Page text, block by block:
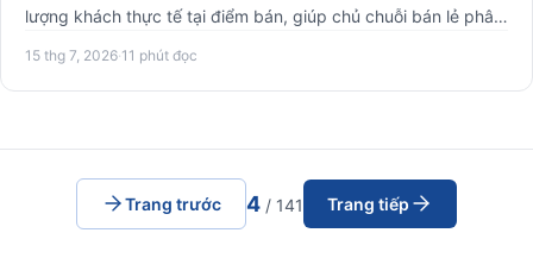
lượng khách thực tế tại điểm bán, giúp chủ chuỗi bán lẻ phân
15 thg 7, 2026·11 phút đọc
Trang trước 4 / 141 Trang tiếp